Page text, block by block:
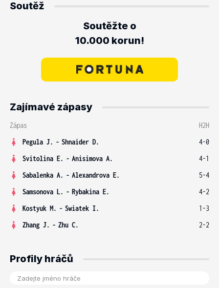
Soutěž
Soutěžte o
10.000 korun!
Zajímavé zápasy
Zápas
H2H
Pegula J. - Shnaider D.
4-0
Svitolina E. - Anisimova A.
4-1
Sabalenka A. - Alexandrova E.
5-4
Samsonova L. - Rybakina E.
4-2
Kostyuk M. - Swiatek I.
1-3
Zhang J. - Zhu C. 2-2
Profily hráčů